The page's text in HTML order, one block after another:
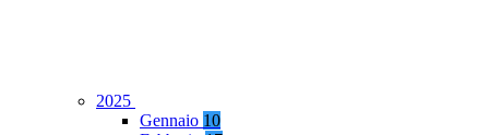
2025
Gennaio 10